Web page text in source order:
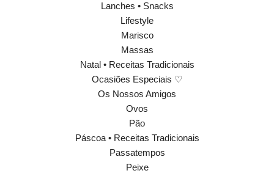
Lanches • Snacks
Lifestyle
Marisco
Massas
Natal • Receitas Tradicionais
Ocasiões Especiais ♡
Os Nossos Amigos
Ovos
Pão
Páscoa • Receitas Tradicionais
Passatempos
Peixe